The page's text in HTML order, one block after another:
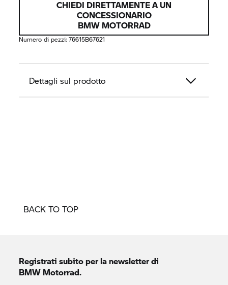
CHIEDI DIRETTAMENTE A UN
CONCESSIONARIO
BMW MOTORRAD
Numero di pezzi:76615B67621
Dettagli sul prodotto
BACK TO TOP
Registrati subito per la newsletter di
BMW Motorrad.